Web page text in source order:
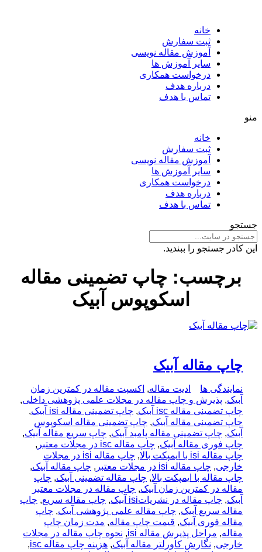
خانه
ثبت سفارش
آموزش مقاله نویسی
سایر آموزش ها
درخواست همکاری
درباره هدف
تماس با هدف
منو
خانه
ثبت سفارش
آموزش مقاله نویسی
سایر آموزش ها
درخواست همکاری
درباره هدف
تماس با هدف
جستجو
این کادر جستجو را ببندید.
برچسب: چاپ تضمینی مقاله
اسکوپوس آبیک
چاپ مقاله آبیک
نمایندگی ها ادیت مقاله, اکسپت مقاله در کمترین زمان
آبیک, پذیرش و چاپ مقاله در مجلات علمی پژوهشی داخلی,
چاپ تضمینی مقاله isc آبیک
, چاپ تضمینی مقاله isi آبیک
,
چاپ تضمینی مقاله آبیک, چاپ تضمینی مقاله اسکوپوس
آبیک, چاپ تضمینی مقاله پامبد آبیک, چاپ سریع مقاله آبیک,
چاپ فوری مقاله آبیک, چاپ مقاله isc در مجلات معتبر
,
چاپ مقاله isi با ایمپکت بالا
,
چاپ مقاله isi در مجلات
خارجی, چاپ مقاله isi در مجلات معتبر , چاپ مقاله آبیک,
چاپ مقاله با ایمپکت بالا, چاپ مقاله تضمینی آبیک, چاپ
مقاله در کمترین زمان آبیک, چاپ مقاله در مجلات معتبر
آبیک, چاپ مقاله در نشریاتisi آبیک , چاپ مقاله سریع, چاپ
مقاله سریع آبیک, چاپ مقاله علمی پژوهشی آبیک, چاپ
مقاله فوری آبیک, قیمت چاپ مقاله, مدت زمان چاپ
مقاله, مراحل پذیرش مقاله isi , نحوه چاپ مقاله در مجلات
خارجی, نگارش کاورلتر مقاله آبیک, هزینه چاپ مقاله isc
,